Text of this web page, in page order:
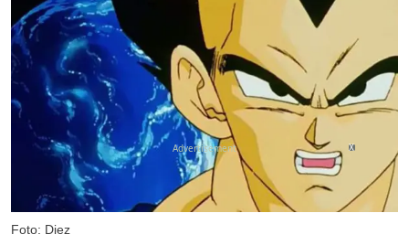
Foto: Diez
X